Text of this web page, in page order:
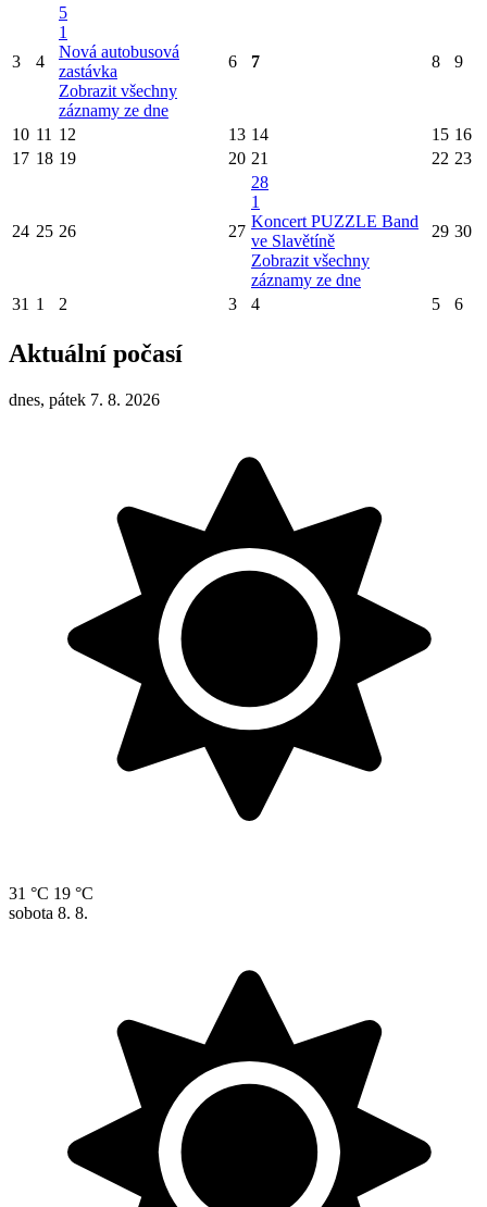
3 4
5
1
Nová autobusová
zastávka
Zobrazit všechny
záznamy ze dne
6 7 8 9
10 11 12 13 14 15 16
17 18 19 20 21 22 23
24 25 26 27
28
1
Koncert PUZZLE Band
ve Slavětíně
Zobrazit všechny
záznamy ze dne
29 30
31 1 2 3 4 5 6
Aktuální počasí
dnes, pátek 7. 8. 2026
31 °C 19 °C
sobota 8. 8.